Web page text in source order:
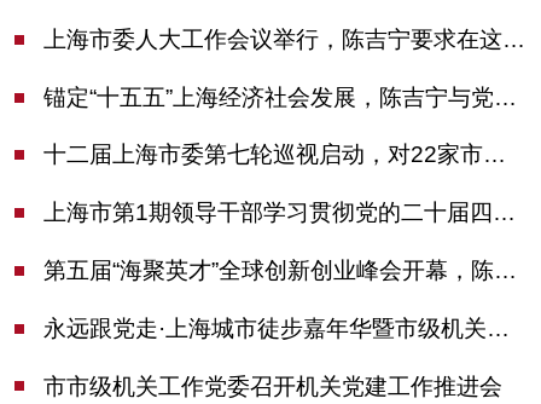
上海市委人大工作会议举行，陈吉宁要求在这些方面更加奋发有为
锚定“十五五”上海经济社会发展，陈吉宁与党外人士专题协商座谈
十二届上海市委第七轮巡视启动，对22家市管单位开展常规巡视
上海市第1期领导干部学习贯彻党的二十届四中全会精神专题研讨班开班，陈吉宁作专题报告
第五届“海聚英才”全球创新创业峰会开幕，陈吉宁出席并启动新一届大赛
永远跟党走·上海城市徒步嘉年华暨市级机关运动会开幕
市市级机关工作党委召开机关党建工作推进会